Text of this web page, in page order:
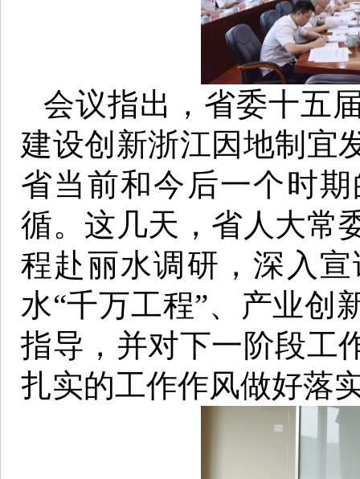
会议指出，省委十五
建设创新浙江因地制宜
省当前和今后一个时
循。这几天，省人大常
程赴丽水调研，深入
水“千万工程”、产业创
指导，并对下一阶段工
扎实的工作作风做好落